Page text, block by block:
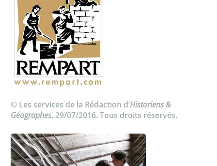
© Les services de la Rédaction d’Historiens &
Géographes, 29/07/2016. Tous droits réservés.